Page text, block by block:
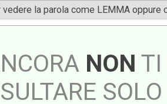
vedere la parola come LEMMA oppure
NON TI